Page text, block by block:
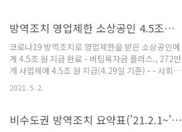
방역조치 영업제한 소상공인 4.5조원 지급 완료
코로나19 방역조치로 영업제한을 받은 소상공인에
게 4.5조 원 지급 완료 - 버팀목자금 플러스., 272만
개 사업체에 4.5조 원 지급(4.29일 기준) - - 사회적
거리두기 개편(안) 전라남도 시범 적용(5.3∼5.9) -
- 시설별 장관책임제(9,741개소), 정부합동 점검단
증-19 중앙재난안전대책본부(본부장: 국무총리 직
2021. 5. 2.
비수도권 방역조치 요약표(’21.2.1~’21.2.14)